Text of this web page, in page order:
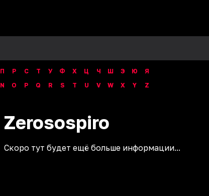
П Р С Т У Ф Х Ц Ч Ш Э Ю
Я
N O P Q R S T U V W X Y Z
Zerosospiro
Скоро тут будет ещё больше информации...